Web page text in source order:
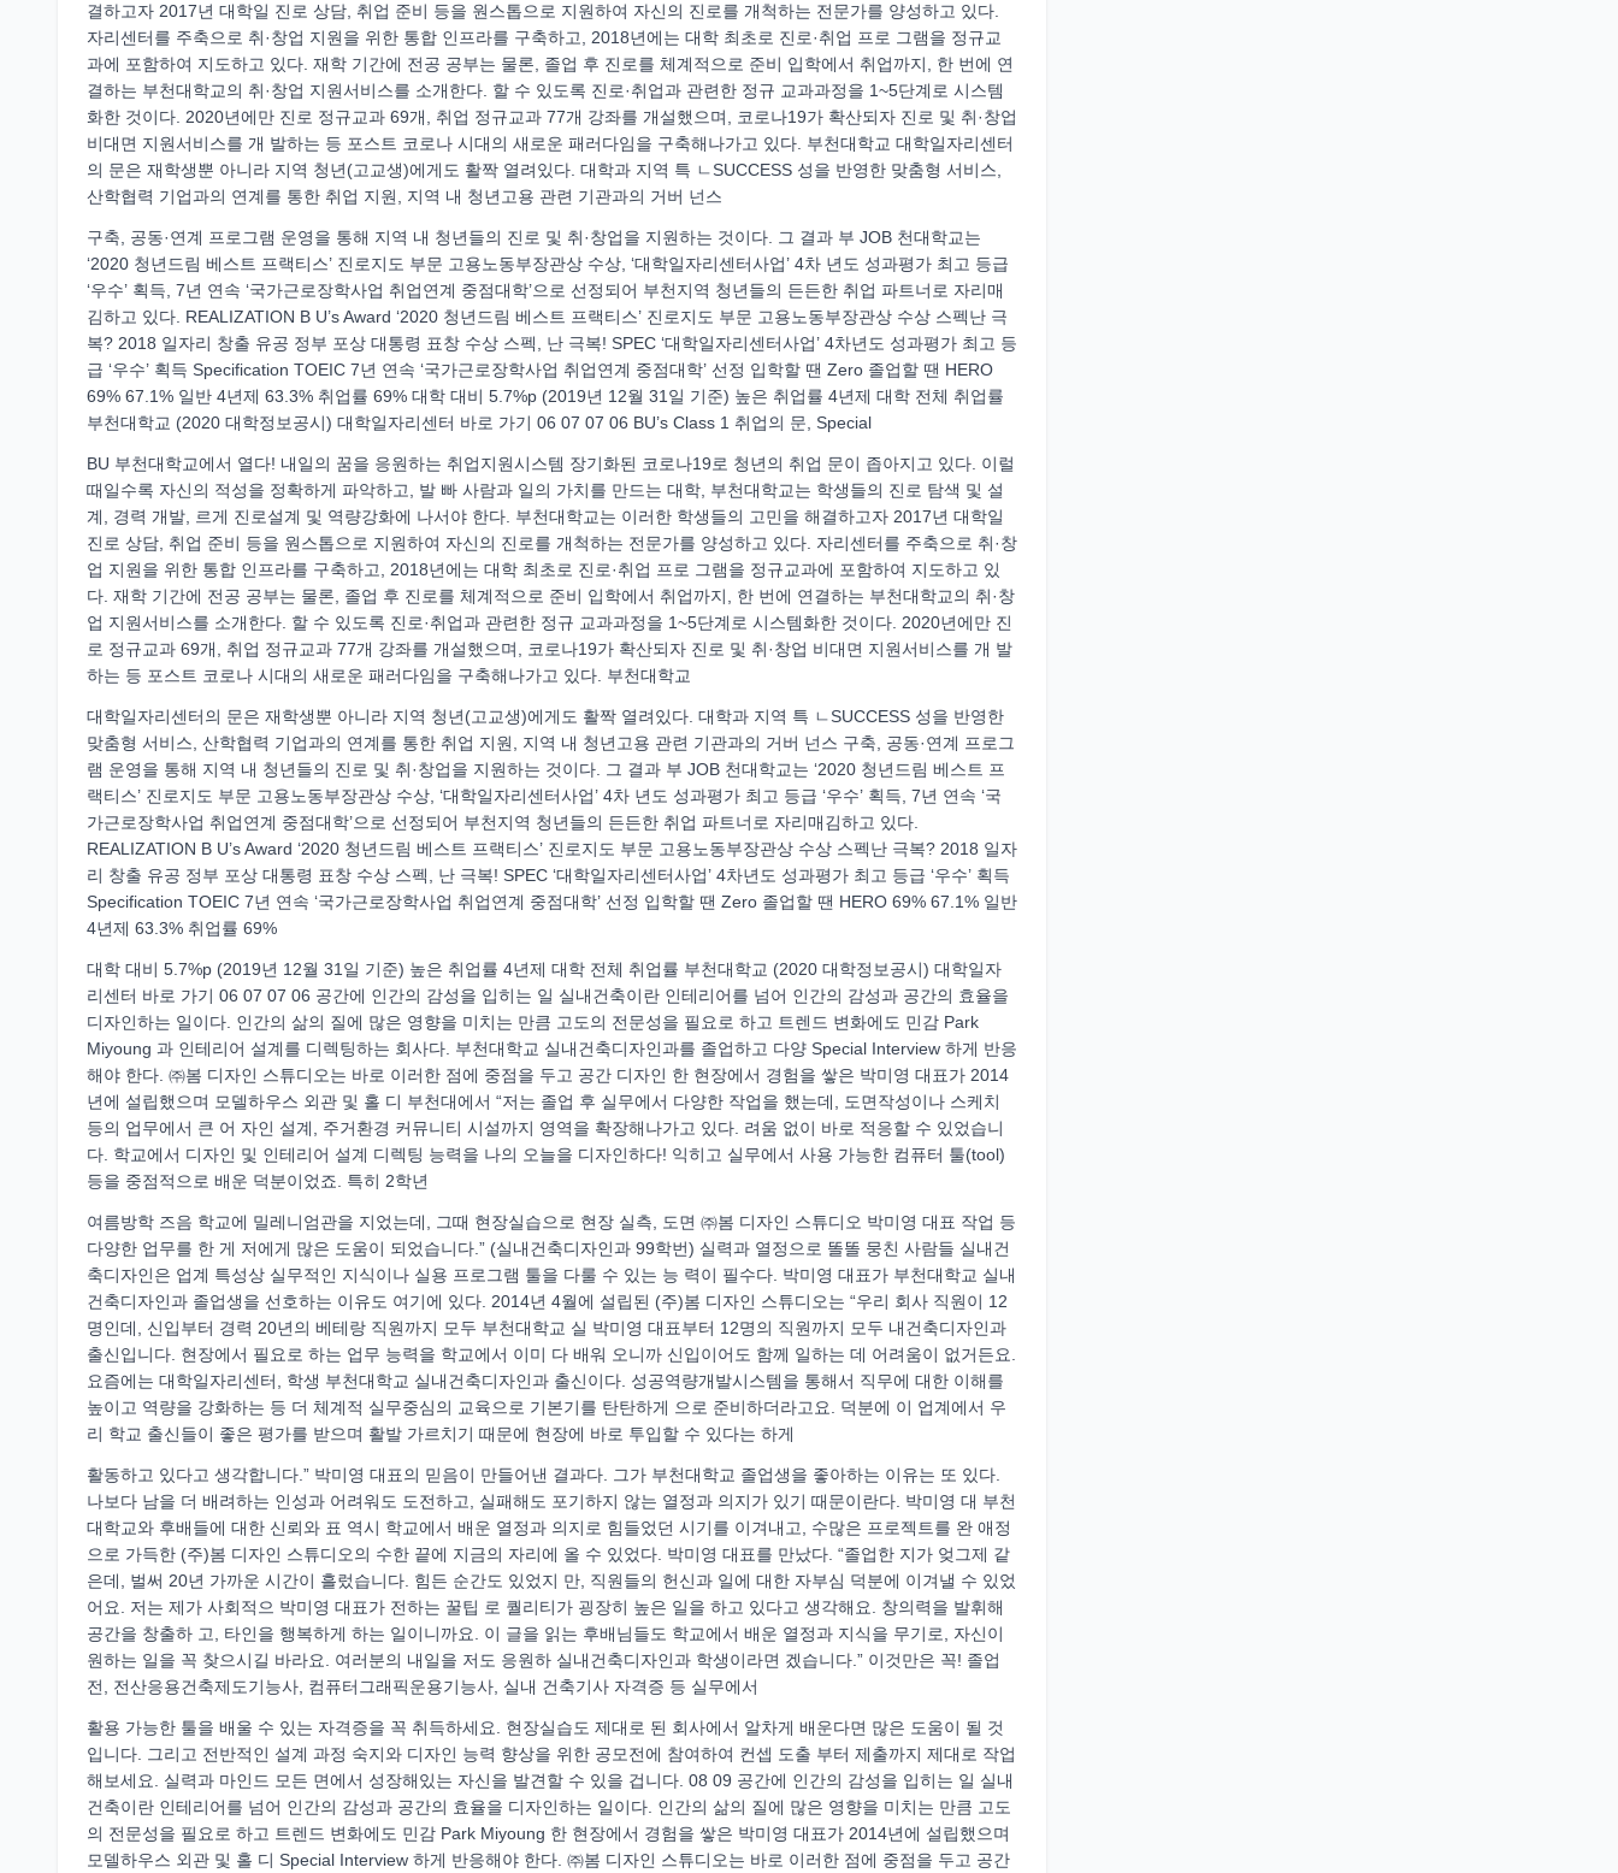
결하고자 2017년 대학일 진로 상담, 취업 준비 등을 원스톱으로 지원하여 자신의 진로를 개척하는 전문가를 양성하고 있다.
자리센터를 주축으로 취·창업 지원을 위한 통합 인프라를 구축하고, 2018년에는 대학 최초로 진로·취업 프로 그램을 정규교
과에 포함하여 지도하고 있다. 재학 기간에 전공 공부는 물론, 졸업 후 진로를 체계적으로 준비 입학에서 취업까지, 한 번에 연
결하는 부천대학교의 취·창업 지원서비스를 소개한다. 할 수 있도록 진로·취업과 관련한 정규 교과과정을 1~5단계로 시스템
화한 것이다. 2020년에만 진로 정규교과 69개, 취업 정규교과 77개 강좌를 개설했으며, 코로나19가 확산되자 진로 및 취·창업
비대면 지원서비스를 개 발하는 등 포스트 코로나 시대의 새로운 패러다임을 구축해나가고 있다. 부천대학교 대학일자리센터
의 문은 재학생뿐 아니라 지역 청년(고교생)에게도 활짝 열려있다. 대학과 지역 특 ㄴSUCCESS 성을 반영한 맞춤형 서비스,
산학협력 기업과의 연계를 통한 취업 지원, 지역 내 청년고용 관련 기관과의 거버 넌스
구축, 공동·연계 프로그램 운영을 통해 지역 내 청년들의 진로 및 취·창업을 지원하는 것이다. 그 결과 부 JOB 천대학교는
‘2020 청년드림 베스트 프랙티스’ 진로지도 부문 고용노동부장관상 수상, ‘대학일자리센터사업’ 4차 년도 성과평가 최고 등급
‘우수’ 획득, 7년 연속 ‘국가근로장학사업 취업연계 중점대학’으로 선정되어 부천지역 청년들의 든든한 취업 파트너로 자리매
김하고 있다. REALIZATION B U’s Award ‘2020 청년드림 베스트 프랙티스’ 진로지도 부문 고용노동부장관상 수상 스펙난 극
복? 2018 일자리 창출 유공 정부 포상 대통령 표창 수상 스펙, 난 극복! SPEC ‘대학일자리센터사업’ 4차년도 성과평가 최고 등
급 ‘우수’ 획득 Specification TOEIC 7년 연속 ‘국가근로장학사업 취업연계 중점대학’ 선정 입학할 땐 Zero 졸업할 땐 HERO
69% 67.1% 일반 4년제 63.3% 취업률 69% 대학 대비 5.7%p (2019년 12월 31일 기준) 높은 취업률 4년제 대학 전체 취업률
부천대학교 (2020 대학정보공시) 대학일자리센터 바로 가기 06 07 07 06 BU’s Class 1 취업의 문, Special
BU 부천대학교에서 열다! 내일의 꿈을 응원하는 취업지원시스템 장기화된 코로나19로 청년의 취업 문이 좁아지고 있다. 이럴
때일수록 자신의 적성을 정확하게 파악하고, 발 빠 사람과 일의 가치를 만드는 대학, 부천대학교는 학생들의 진로 탐색 및 설
계, 경력 개발, 르게 진로설계 및 역량강화에 나서야 한다. 부천대학교는 이러한 학생들의 고민을 해결하고자 2017년 대학일
진로 상담, 취업 준비 등을 원스톱으로 지원하여 자신의 진로를 개척하는 전문가를 양성하고 있다. 자리센터를 주축으로 취·창
업 지원을 위한 통합 인프라를 구축하고, 2018년에는 대학 최초로 진로·취업 프로 그램을 정규교과에 포함하여 지도하고 있
다. 재학 기간에 전공 공부는 물론, 졸업 후 진로를 체계적으로 준비 입학에서 취업까지, 한 번에 연결하는 부천대학교의 취·창
업 지원서비스를 소개한다. 할 수 있도록 진로·취업과 관련한 정규 교과과정을 1~5단계로 시스템화한 것이다. 2020년에만 진
로 정규교과 69개, 취업 정규교과 77개 강좌를 개설했으며, 코로나19가 확산되자 진로 및 취·창업 비대면 지원서비스를 개 발
하는 등 포스트 코로나 시대의 새로운 패러다임을 구축해나가고 있다. 부천대학교
대학일자리센터의 문은 재학생뿐 아니라 지역 청년(고교생)에게도 활짝 열려있다. 대학과 지역 특 ㄴSUCCESS 성을 반영한
맞춤형 서비스, 산학협력 기업과의 연계를 통한 취업 지원, 지역 내 청년고용 관련 기관과의 거버 넌스 구축, 공동·연계 프로그
램 운영을 통해 지역 내 청년들의 진로 및 취·창업을 지원하는 것이다. 그 결과 부 JOB 천대학교는 ‘2020 청년드림 베스트 프
랙티스’ 진로지도 부문 고용노동부장관상 수상, ‘대학일자리센터사업’ 4차 년도 성과평가 최고 등급 ‘우수’ 획득, 7년 연속 ‘국
가근로장학사업 취업연계 중점대학’으로 선정되어 부천지역 청년들의 든든한 취업 파트너로 자리매김하고 있다.
REALIZATION B U’s Award ‘2020 청년드림 베스트 프랙티스’ 진로지도 부문 고용노동부장관상 수상 스펙난 극복? 2018 일자
리 창출 유공 정부 포상 대통령 표창 수상 스펙, 난 극복! SPEC ‘대학일자리센터사업’ 4차년도 성과평가 최고 등급 ‘우수’ 획득
Specification TOEIC 7년 연속 ‘국가근로장학사업 취업연계 중점대학’ 선정 입학할 땐 Zero 졸업할 땐 HERO 69% 67.1% 일반
4년제 63.3% 취업률 69%
대학 대비 5.7%p (2019년 12월 31일 기준) 높은 취업률 4년제 대학 전체 취업률 부천대학교 (2020 대학정보공시) 대학일자
리센터 바로 가기 06 07 07 06 공간에 인간의 감성을 입히는 일 실내건축이란 인테리어를 넘어 인간의 감성과 공간의 효율을
디자인하는 일이다. 인간의 삶의 질에 많은 영향을 미치는 만큼 고도의 전문성을 필요로 하고 트렌드 변화에도 민감 Park
Miyoung 과 인테리어 설계를 디렉팅하는 회사다. 부천대학교 실내건축디자인과를 졸업하고 다양 Special Interview 하게 반응
해야 한다. ㈜봄 디자인 스튜디오는 바로 이러한 점에 중점을 두고 공간 디자인 한 현장에서 경험을 쌓은 박미영 대표가 2014
년에 설립했으며 모델하우스 외관 및 홀 디 부천대에서 “저는 졸업 후 실무에서 다양한 작업을 했는데, 도면작성이나 스케치
등의 업무에서 큰 어 자인 설계, 주거환경 커뮤니티 시설까지 영역을 확장해나가고 있다. 려움 없이 바로 적응할 수 있었습니
다. 학교에서 디자인 및 인테리어 설계 디렉팅 능력을 나의 오늘을 디자인하다! 익히고 실무에서 사용 가능한 컴퓨터 툴(tool)
등을 중점적으로 배운 덕분이었죠. 특히 2학년
여름방학 즈음 학교에 밀레니엄관을 지었는데, 그때 현장실습으로 현장 실측, 도면 ㈜봄 디자인 스튜디오 박미영 대표 작업 등
다양한 업무를 한 게 저에게 많은 도움이 되었습니다.” (실내건축디자인과 99학번) 실력과 열정으로 똘똘 뭉친 사람들 실내건
축디자인은 업계 특성상 실무적인 지식이나 실용 프로그램 툴을 다룰 수 있는 능 력이 필수다. 박미영 대표가 부천대학교 실내
건축디자인과 졸업생을 선호하는 이유도 여기에 있다. 2014년 4월에 설립된 (주)봄 디자인 스튜디오는 “우리 회사 직원이 12
명인데, 신입부터 경력 20년의 베테랑 직원까지 모두 부천대학교 실 박미영 대표부터 12명의 직원까지 모두 내건축디자인과
출신입니다. 현장에서 필요로 하는 업무 능력을 학교에서 이미 다 배워 오니까 신입이어도 함께 일하는 데 어려움이 없거든요.
요즘에는 대학일자리센터, 학생 부천대학교 실내건축디자인과 출신이다. 성공역량개발시스템을 통해서 직무에 대한 이해를
높이고 역량을 강화하는 등 더 체계적 실무중심의 교육으로 기본기를 탄탄하게 으로 준비하더라고요. 덕분에 이 업계에서 우
리 학교 출신들이 좋은 평가를 받으며 활발 가르치기 때문에 현장에 바로 투입할 수 있다는 하게
활동하고 있다고 생각합니다.” 박미영 대표의 믿음이 만들어낸 결과다. 그가 부천대학교 졸업생을 좋아하는 이유는 또 있다.
나보다 남을 더 배려하는 인성과 어려워도 도전하고, 실패해도 포기하지 않는 열정과 의지가 있기 때문이란다. 박미영 대 부천
대학교와 후배들에 대한 신뢰와 표 역시 학교에서 배운 열정과 의지로 힘들었던 시기를 이겨내고, 수많은 프로젝트를 완 애정
으로 가득한 (주)봄 디자인 스튜디오의 수한 끝에 지금의 자리에 올 수 있었다. 박미영 대표를 만났다. “졸업한 지가 엊그제 같
은데, 벌써 20년 가까운 시간이 흘렀습니다. 힘든 순간도 있었지 만, 직원들의 헌신과 일에 대한 자부심 덕분에 이겨낼 수 있었
어요. 저는 제가 사회적으 박미영 대표가 전하는 꿀팁 로 퀄리티가 굉장히 높은 일을 하고 있다고 생각해요. 창의력을 발휘해
공간을 창출하 고, 타인을 행복하게 하는 일이니까요. 이 글을 읽는 후배님들도 학교에서 배운 열정과 지식을 무기로, 자신이
원하는 일을 꼭 찾으시길 바라요. 여러분의 내일을 저도 응원하 실내건축디자인과 학생이라면 겠습니다.” 이것만은 꼭! 졸업
전, 전산응용건축제도기능사, 컴퓨터그래픽운용기능사, 실내 건축기사 자격증 등 실무에서
활용 가능한 툴을 배울 수 있는 자격증을 꼭 취득하세요. 현장실습도 제대로 된 회사에서 알차게 배운다면 많은 도움이 될 것
입니다. 그리고 전반적인 설계 과정 숙지와 디자인 능력 향상을 위한 공모전에 참여하여 컨셉 도출 부터 제출까지 제대로 작업
해보세요. 실력과 마인드 모든 면에서 성장해있는 자신을 발견할 수 있을 겁니다. 08 09 공간에 인간의 감성을 입히는 일 실내
건축이란 인테리어를 넘어 인간의 감성과 공간의 효율을 디자인하는 일이다. 인간의 삶의 질에 많은 영향을 미치는 만큼 고도
의 전문성을 필요로 하고 트렌드 변화에도 민감 Park Miyoung 한 현장에서 경험을 쌓은 박미영 대표가 2014년에 설립했으며
모델하우스 외관 및 홀 디 Special Interview 하게 반응해야 한다. ㈜봄 디자인 스튜디오는 바로 이러한 점에 중점을 두고 공간